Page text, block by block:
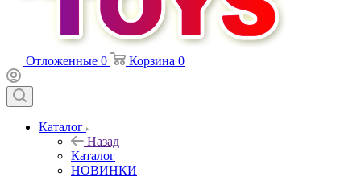
Отложенные 0 Корзина 0
Каталог
Назад
Каталог
НОВИНКИ